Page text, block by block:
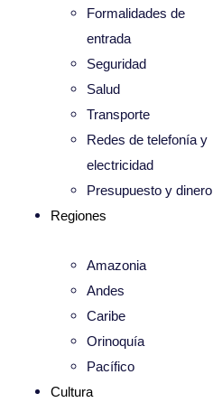
Formalidades de
entrada
Seguridad
Salud
Transporte
Redes de telefonía y
electricidad
Presupuesto y dinero
Regiones
Amazonia
Andes
Caribe
Orinoquía
Pacífico
Cultura